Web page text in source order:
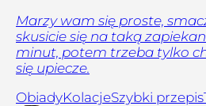
Marzy wam się proste,
skusicie się na taką
minut, potem trzeba tylko
się upiecze.
ObiadyKolacjeSzybki przepis